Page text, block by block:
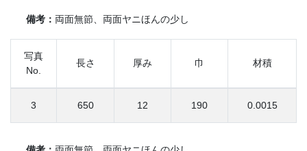
備考： 両面無節、両面ヤニほんの少し
写真
No.
長さ 厚み 巾 材積
3 650 12 190 0.0015